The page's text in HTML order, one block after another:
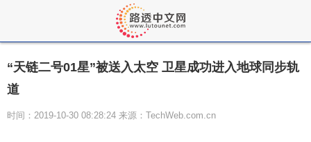
“天链二号01星”被送入太空 卫星成功进入地球同步轨
道
时间：2019-10-30 08:28:24 来源：TechWeb.com.cn